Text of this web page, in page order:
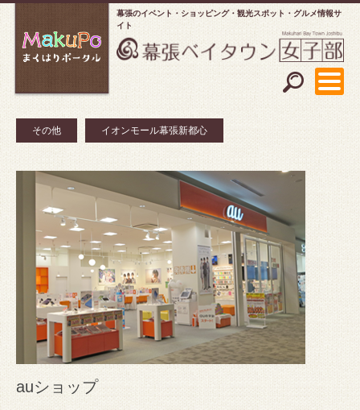
幕張のイベント・ショッピング
観光スポット・グルメ情報サ
イト
その他 イオンモール幕張新都心
auショップ